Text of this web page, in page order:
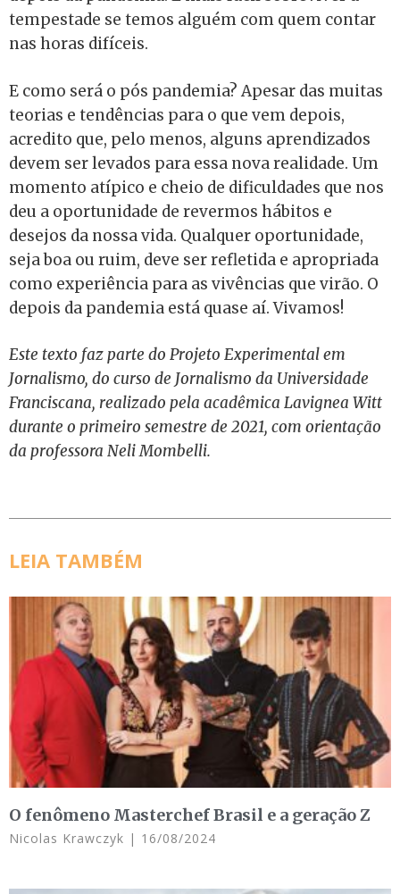
tempestade se temos alguém com quem contar
nas horas difíceis.
E como será o pós pandemia? Apesar das muitas
teorias e tendências para o que vem depois,
acredito que, pelo menos, alguns aprendizados
devem ser levados para essa nova realidade. Um
momento atípico e cheio de dificuldades que nos
deu a oportunidade de revermos hábitos e
desejos da nossa vida. Qualquer oportunidade,
seja boa ou ruim, deve ser refletida e apropriada
como experiência para as vivências que virão. O
depois da pandemia está quase aí. Vivamos!
Este texto faz parte do Projeto Experimental em
Jornalismo, do curso de Jornalismo da Universidade
Franciscana, realizado pela acadêmica Lavignea Witt
durante o primeiro semestre de 2021, com orientação
da professora Neli Mombelli.
LEIA TAMBÉM
O fenômeno Masterchef Brasil e a geração Z
Nicolas Krawczyk 16/08/2024